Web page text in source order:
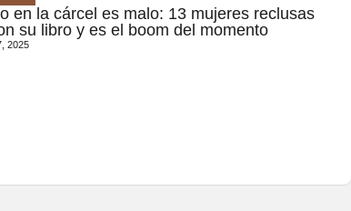
en la cárcel es malo: 13 mujeres reclusas
su libro y es el boom del momento
2025